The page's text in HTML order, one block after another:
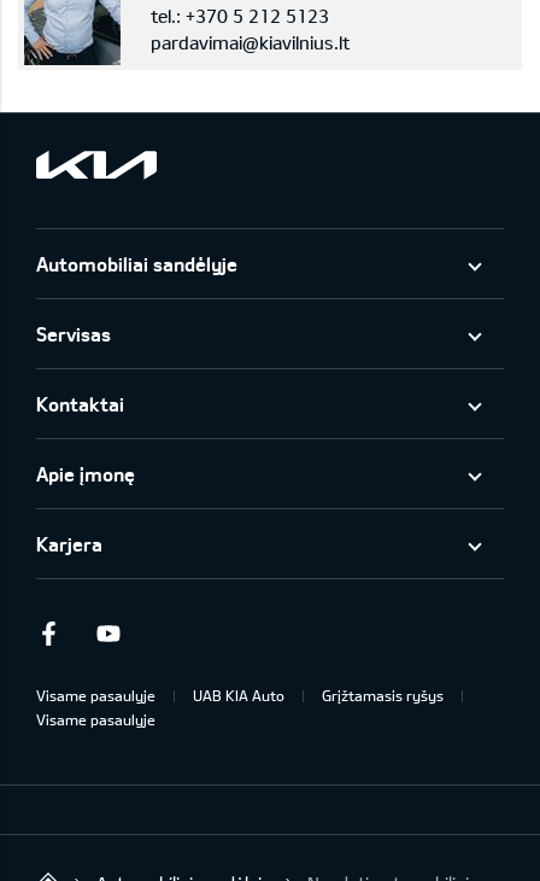
tel.: +370 5 212 5123
pardavimai@kiavilnius.lt
Automobiliai sandėlyje
Servisas
Kontaktai
Apie įmonę
Karjera
Facebook
Visame pasaulyje UAB KIA Auto
Grįžtamasis ryšys
Visame pasaulyje